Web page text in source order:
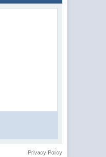
Privacy Policy